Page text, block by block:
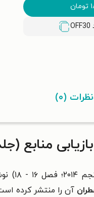
تومان
OFF30
نظرات (۰)
۱۶ - ۱۸)
آن را منتشر کرده